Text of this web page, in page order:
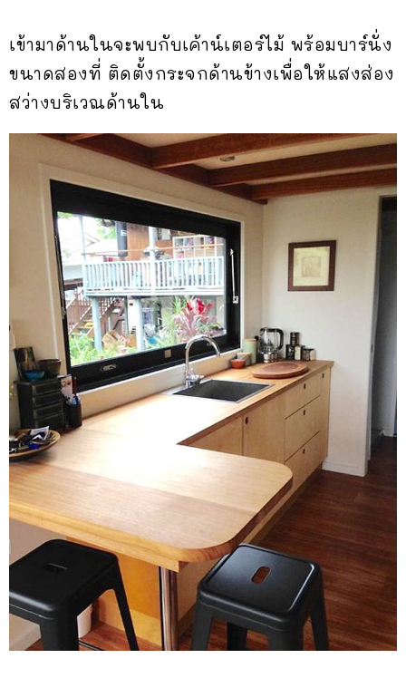
เข้ามาด้านในจะพบกับเค้าน์เตอร์ไม้ พร้อมบาร์นั่ง
ขนาดสองที่ ติดตั้งกระจกด้านข้างเพื่อให้แสงส่อง
สว่างบริเวณด้านใน